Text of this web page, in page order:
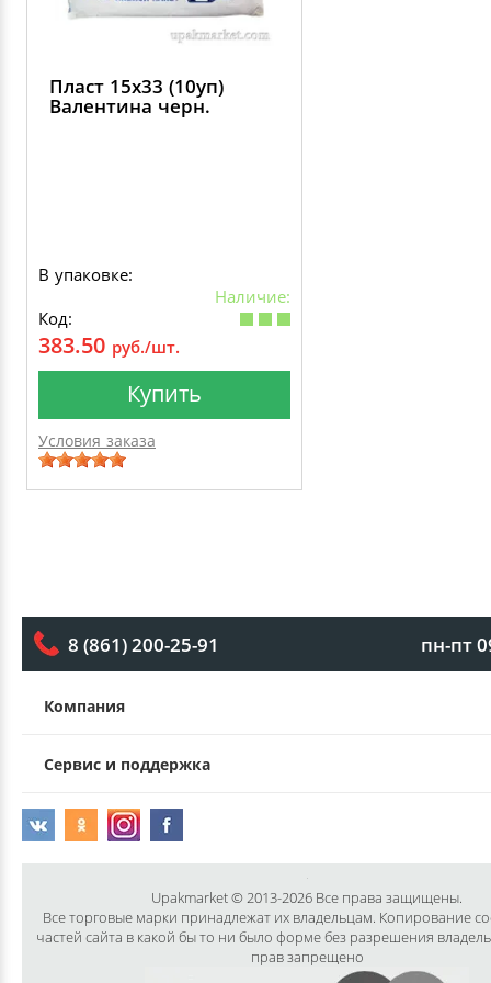
Пласт 15х33 (10уп)
Валентина черн.
В упаковке:
Наличие:
Код:
383.50 руб./шт.
Купить
Условия заказа
8 (861) 200-25-91 пн-пт
Компания
Сервис и поддержка
Upakmarket © 2013-2026 Все права защищены.
Все торговые марки принадлежат их владельцам. Копирование
частей сайта в какой бы то ни было форме без разрешения
прав запрещено